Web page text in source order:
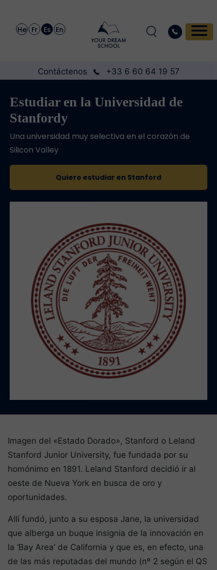
He Fr Es En
Contáctenos +33 6 60 64 19 57
Estudiar en la Universidad de
Stanfordy
Una universidad muy selectiva en el corazón de
Silicon Valley
Quiero estudiar en Stanford
Imagen del «Estado Dorado», Stanford o Leland
Stanford Junior University, fue fundada por su
homónimo en 1891. Leland Stanford decidió ir al
oeste de Nueva York en busca de oro y
oportunidades.
Allí fundó, junto a su esposa Jane, la universidad
que alberga un buque insignia de la innovación en
la ‘Bay Area’ de California y que es, en efecto, una
de las más reputadas del mundo (nº 2 según el QS